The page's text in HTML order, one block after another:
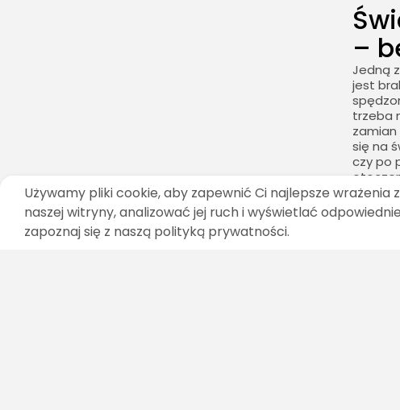
–
Jedną
jest
trzeba
się na
czy po
natury i
Używamy pliki cookie, aby zapewnić Ci najlepsze
naszej witryny, analizować jej ruch i wyświetlać
zapoznaj się z naszą polityką prywatności.